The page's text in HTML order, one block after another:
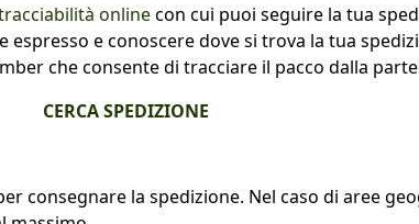
onlinecon cui puoi seguire la tua
e conoscere dove si trova la tua
che consente di tracciare il pacco dalla
CERCA SPEDIZIONE
consegnare la spedizione. Nel caso di aree